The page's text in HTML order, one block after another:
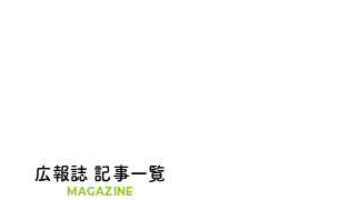
広報誌 記事一覧
MAGAZINE